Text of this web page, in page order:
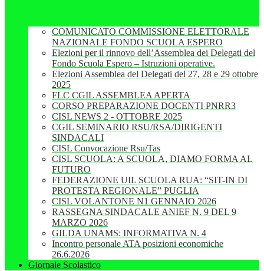
COMUNICATO COMMISSIONE ELETTORALE
NAZIONALE FONDO SCUOLA ESPERO
Elezioni per il rinnovo dell’Assemblea dei Delegati del
Fondo Scuola Espero – Istruzioni operative.
Elezioni Assemblea del Delegati del 27, 28 e 29 ottobre
2025
FLC CGIL ASSEMBLEA APERTA
CORSO PREPARAZIONE DOCENTI PNRR3
CISL NEWS 2 - OTTOBRE 2025
CGIL SEMINARIO RSU/RSA/DIRIGENTI
SINDACALI
CISL Convocazione Rsu/Tas
CISL SCUOLA: A SCUOLA, DIAMO FORMA AL
FUTURO
FEDERAZIONE UIL SCUOLA RUA: “SIT-IN DI
PROTESTA REGIONALE” PUGLIA
CISL VOLANTONE N1 GENNAIO 2026
RASSEGNA SINDACALE ANIEF N. 9 DEL 9
MARZO 2026
GILDA UNAMS: INFORMATIVA N. 4
Incontro personale ATA posizioni economiche
26.6.2026
Giornale Scolastico